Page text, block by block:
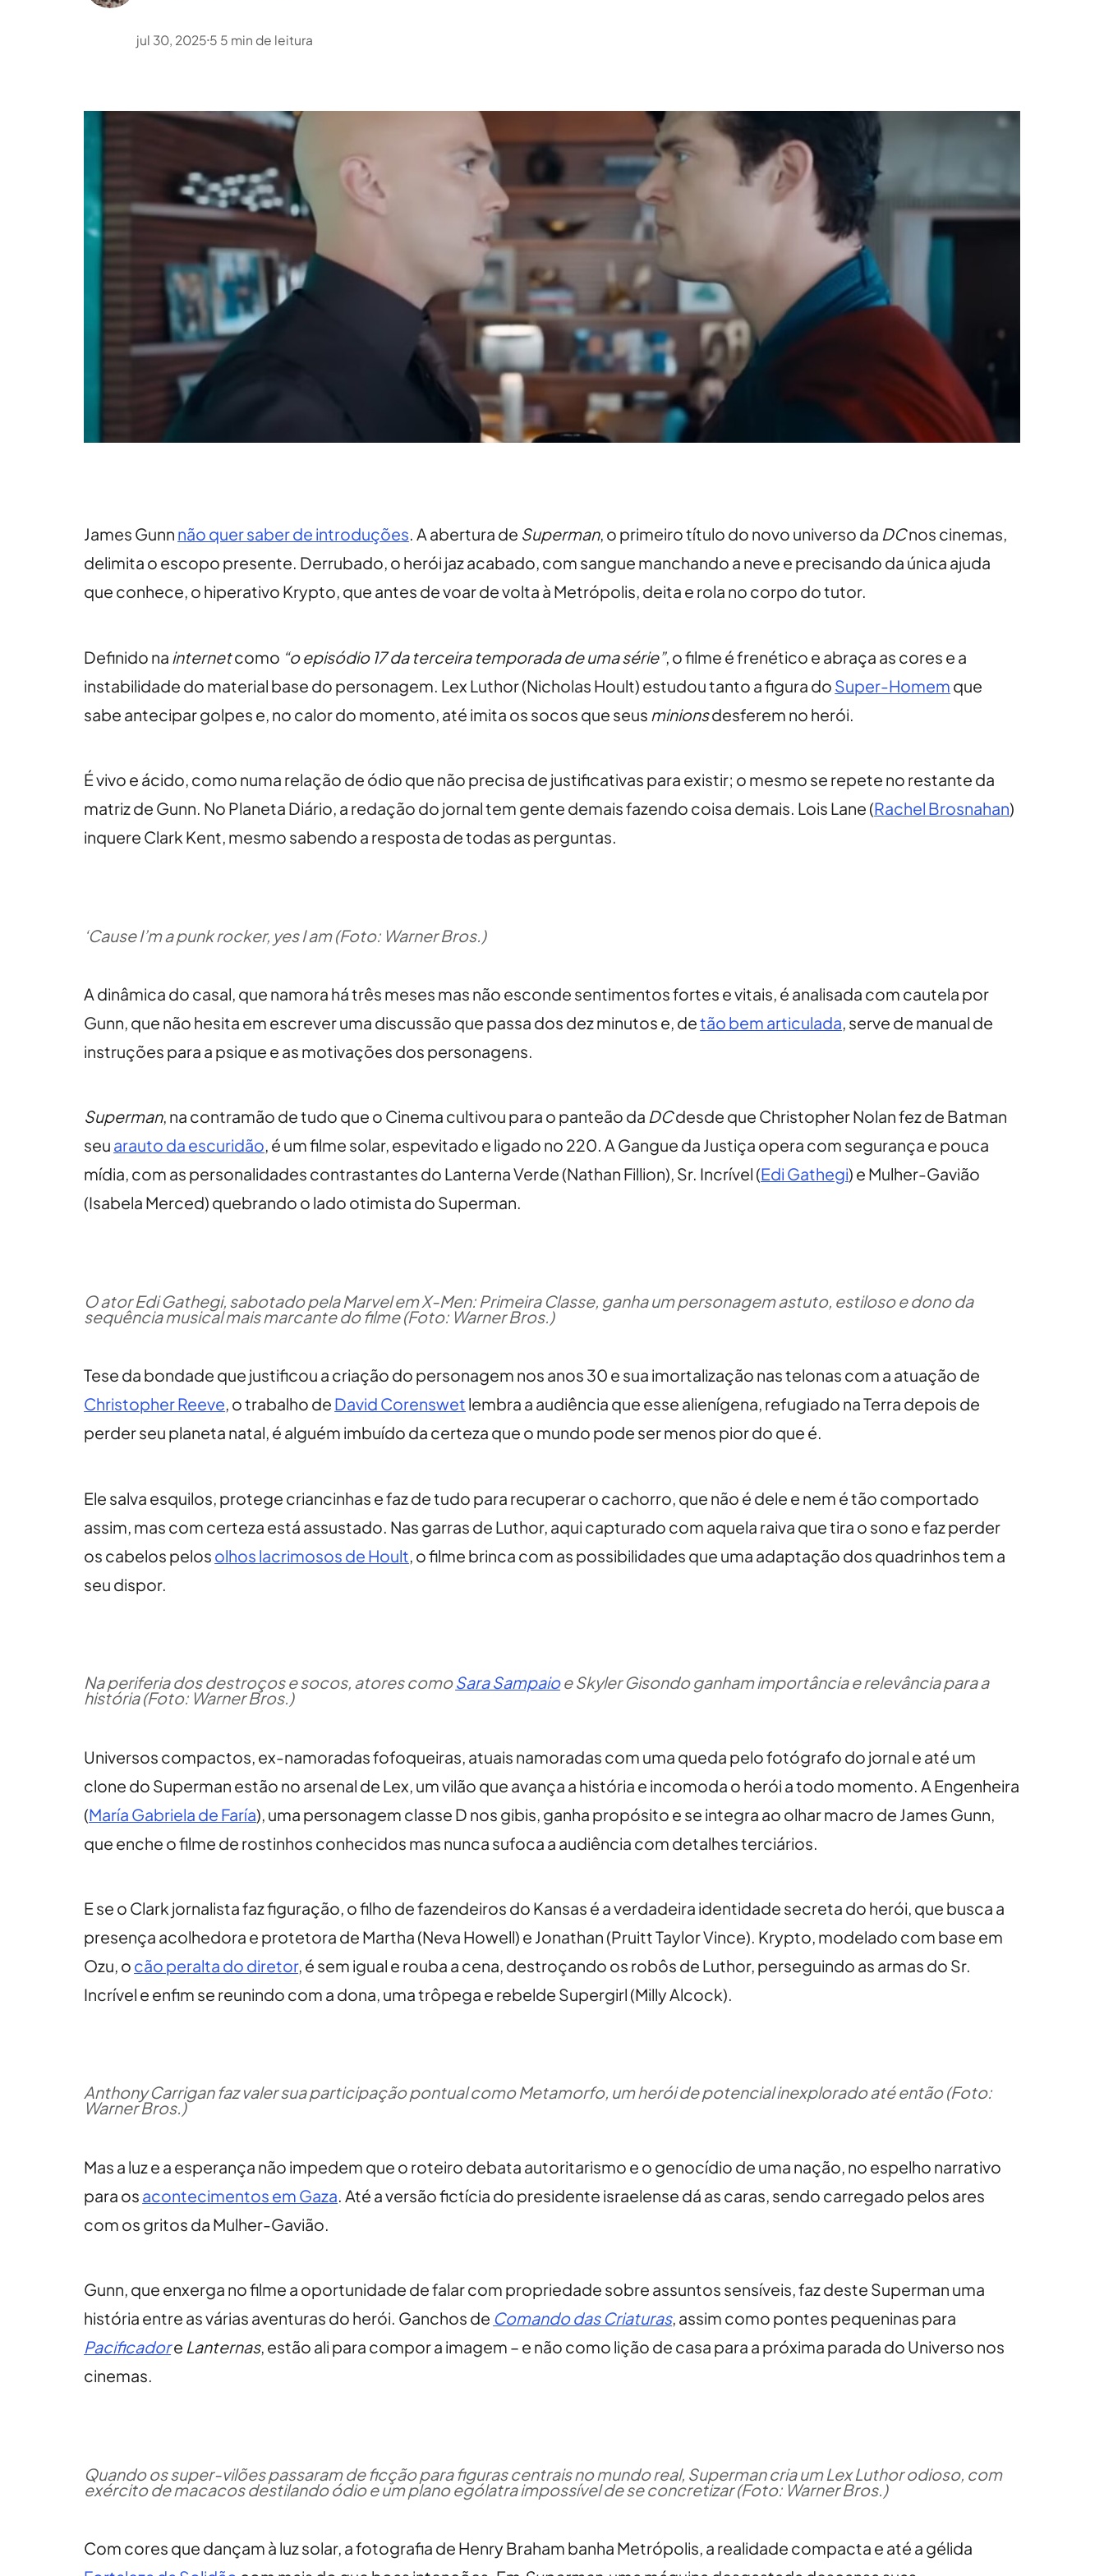
jul 30, 2025•5 5 min de leitura
James Gunn não quer saber de introduções. A abertura de Superman, o primeiro título do novo universo da DCnos cinemas,
delimita o escopo presente. Derrubado, o herói jaz acabado, com sangue manchando a neve e precisando da única ajuda
que conhece, o hiperativo Krypto, que antes de voar de volta à Metrópolis, deita e rola no corpo do tutor.
Definido na internetcomo “o episódio 17 da terceira temporada de uma série”, o filme é frenético e abraça as cores e a
instabilidade do material base do personagem. Lex Luthor (Nicholas Hoult) estudou tanto a figura do Super-Homem que
sabe antecipar golpes e, no calor do momento, até imita os socos que seus minionsdesferem no herói.
É vivo e ácido, como numa relação de ódio que não precisa de justificativas para existir; o mesmo se repete no restante da
matriz de Gunn. No Planeta Diário, a redação do jornal tem gente demais fazendo coisa demais. Lois Lane (Rachel Brosnahan)
inquere Clark Kent, mesmo sabendo a resposta de todas as perguntas.
‘Cause I’m a punk rocker, yes I am (Foto: Warner Bros.)
A dinâmica do casal, que namora há três meses mas não esconde sentimentos fortes e vitais, é analisada com cautela por
Gunn, que não hesita em escrever uma discussão que passa dos dez minutos e, detão bem articulada, serve de manual de
instruções para a psique e as motivações dos personagens.
Superman, na contramão de tudo que o Cinema cultivou para o panteão da DCdesde que Christopher Nolan fez de Batman
seu arauto da escuridão, é um filme solar, espevitado e ligado no 220. A Gangue da Justiça opera com segurança e pouca
mídia, com as personalidades contrastantes do Lanterna Verde (Nathan Fillion), Sr. Incrível (Edi Gathegi) e Mulher-Gavião
(Isabela Merced) quebrando o lado otimista do Superman.
O ator Edi Gathegi, sabotado pela Marvel em X-Men: Primeira Classe, ganha um personagem astuto, estiloso e dono da
sequência musical mais marcante do filme (Foto: Warner Bros.)
Tese da bondade que justificou a criação do personagem nos anos 30 e sua imortalização nas telonas com a atuação de
Christopher Reeve, o trabalho de David Corenswet lembra a audiência que esse alienígena, refugiado na Terra depois de
perder seu planeta natal, é alguém imbuído da certeza que o mundo pode ser menos pior do que é.
Ele salva esquilos, protege criancinhas e faz de tudo para recuperar o cachorro, que não é dele e nem é tão comportado
assim, mas com certeza está assustado. Nas garras de Luthor, aqui capturado com aquela raiva que tira o sono e faz perder
os cabelos pelos olhos lacrimosos de Hoult, o filme brinca com as possibilidades que uma adaptação dos quadrinhos tem a
seu dispor.
Na periferia dos destroços e socos, atores comoSara Sampaioe Skyler Gisondo ganham importância e relevância para a
história (Foto: Warner Bros.)
Universos compactos, ex-namoradas fofoqueiras, atuais namoradas com uma queda pelo fotógrafo do jornal e até um
clone do Superman estão no arsenal de Lex, um vilão que avança a história e incomoda o herói a todo momento. A Engenheira
(María Gabriela de Faría), uma personagem classe D nos gibis, ganha propósito e se integra ao olhar macro de James Gunn,
que enche o filme de rostinhos conhecidos mas nunca sufoca a audiência com detalhes terciários.
E se o Clark jornalista faz figuração, o filho de fazendeiros do Kansas é a verdadeira identidade secreta do herói, que busca a
presença acolhedora e protetora de Martha (Neva Howell) e Jonathan (Pruitt Taylor Vince). Krypto, modelado com base em
Ozu, o cão peralta do diretor, é sem igual e rouba a cena, destroçando os robôs de Luthor, perseguindo as armas do Sr.
Incrível e enfim se reunindo com a dona, uma trôpega e rebelde Supergirl (Milly Alcock).
Anthony Carrigan faz valer sua participação pontual como Metamorfo, um herói de potencial inexplorado até então (Foto:
Warner Bros.)
Mas a luz e a esperança não impedem que o roteiro debata autoritarismo e o genocídio de uma nação, no espelho narrativo
para os acontecimentos em Gaza. Até a versão fictícia do presidente israelense dá as caras, sendo carregado pelos ares
com os gritos da Mulher-Gavião.
Gunn, que enxerga no filme a oportunidade de falar com propriedade sobre assuntos sensíveis, faz deste Superman uma
história entre as várias aventuras do herói. Ganchos de Comando das Criaturas, assim como pontes pequeninas para
Pacificadore Lanternas, estão ali para compor a imagem – e não como lição de casa para a próxima parada do Universo nos
cinemas.
Quando os super-vilões passaram de ficção para figuras centrais no mundo real, Superman cria um Lex Luthor odioso, com
exército de macacos destilando ódio e um plano ególatra impossível de se concretizar (Foto: Warner Bros.)
Com cores que dançam à luz solar, a fotografia de Henry Braham banha Metrópolis, a realidade compacta e até a gélida